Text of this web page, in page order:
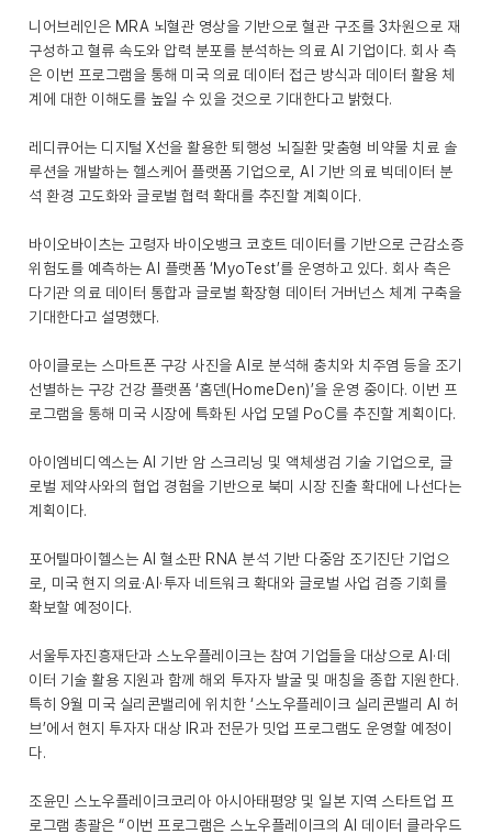
니어브레인은 MRA 뇌혈관 영상을 기반으로 혈관 구조를 3차원으로 재
구성하고 혈류 속도와 압력 분포를 분석하는 의료 AI 기업이다. 회사 측
은 이번 프로그램을 통해 미국 의료 데이터 접근 방식과 데이터 활용 체
계에 대한 이해도를 높일 수 있을 것으로 기대한다고 밝혔다.
레디큐어는 디지털 X선을 활용한 퇴행성 뇌질환 맞춤형 비약물 치료 솔
루션을 개발하는 헬스케어 플랫폼 기업으로, AI 기반 의료 빅데이터 분
석 환경 고도화와 글로벌 협력 확대를 추진할 계획이다.
바이오바이츠는 고령자 바이오뱅크 코호트 데이터를 기반으로 근감소증
위험도를 예측하는 AI 플랫폼 ‘MyoTest’를 운영하고 있다. 회사 측은
다기관 의료 데이터 통합과 글로벌 확장형 데이터 거버넌스 체계 구축을
기대한다고 설명했다.
아이클로는 스마트폰 구강 사진을 AI로 분석해 충치와 치주염 등을 조기
선별하는 구강 건강 플랫폼 ‘홈덴(HomeDen)’을 운영 중이다. 이번 프
로그램을 통해 미국 시장에 특화된 사업 모델 PoC를 추진할 계획이다.
아이엠비디엑스는 AI 기반 암 스크리닝 및 액체생검 기술 기업으로, 글
로벌 제약사와의 협업 경험을 기반으로 북미 시장 진출 확대에 나선다는
계획이다.
포어텔마이헬스는 AI 혈소판 RNA 분석 기반 다중암 조기진단 기업으
로, 미국 현지 의료·AI·투자 네트워크 확대와 글로벌 사업 검증 기회를
확보할 예정이다.
서울투자진흥재단과 스노우플레이크는 참여 기업들을 대상으로 AI·데
이터 기술 활용 지원과 함께 해외 투자자 발굴 및 매칭을 종합 지원한다.
특히 9월 미국 실리콘밸리에 위치한 ‘스노우플레이크 실리콘밸리 AI 허
브’에서 현지 투자자 대상 IR과 전문가 밋업 프로그램도 운영할 예정이
다.
조윤민 스노우플레이크코리아 아시아태평양 및 일본 지역 스타트업 프
로그램 총괄은 “이번 프로그램은 스노우플레이크의 AI 데이터 클라우드